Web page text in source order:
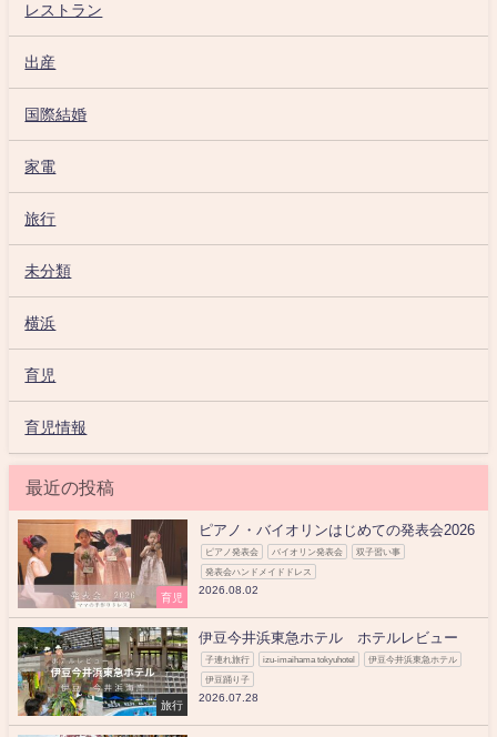
レストラン
出産
国際結婚
家電
旅行
未分類
横浜
育児
育児情報
最近の投稿
育児
ピアノ・バイオリンはじめての発表会2026
ピアノ発表会 バイオリン発表会 双子習い事
発表会ハンドメイドドレス
2026.08.02
旅行
伊豆今井浜東急ホテル ホテルレビュー
子連れ旅行 izu-imaihama tokyuhotel 伊豆今井浜東急ホテル
伊豆踊り子
2026.07.28